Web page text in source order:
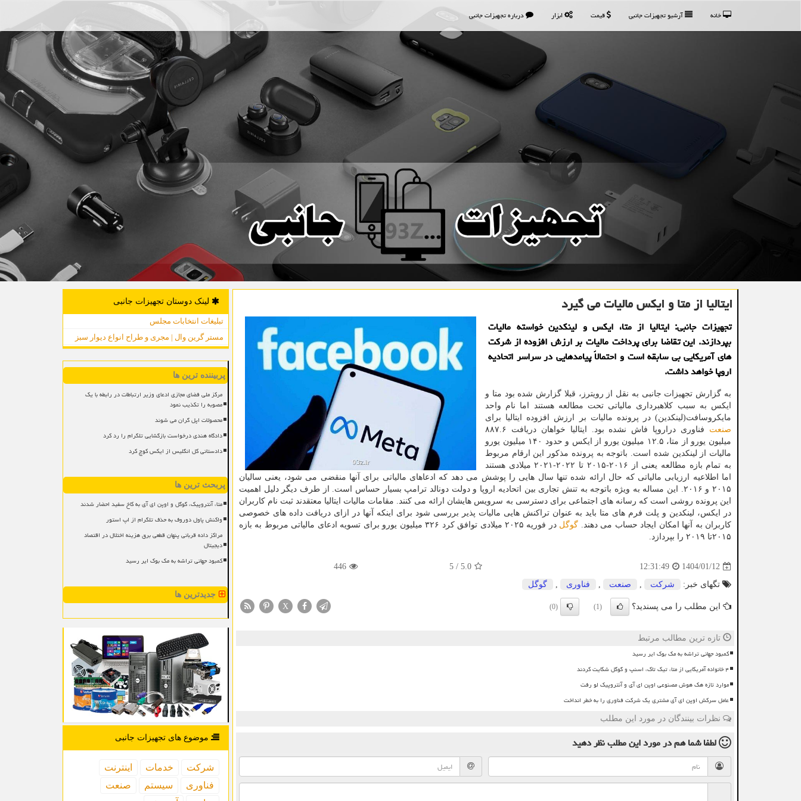
خانه آرشیو تجهیزات جانبی قیمت ابزار درباره تجهیزات جانبی
ایتالیا از متا و ایکس مالیات می گیرد
تجهیزات جانبی: ایتالیا از متا، ایکس و لینکدین خواسته مالیات
بپردازند. این تقاضا برای پرداخت مالیات بر ارزش افزوده از شرکت
های آمریکایی بی سابقه است و احتمالاً پیامدهایی در سراسر اتحادیه
اروپا خواهد داشت.
به گزارش تجهیزات جانبی به نقل از رویترز، قبلا گزارش شده بود متا و
ایکس به سبب کلاهبرداری مالیاتی تحت مطالعه هستند اما نام واحد
مایکروسافت(لینکدین) در پرونده مالیات بر ارزش افزوده ایتالیا برای
صنعت
فناوری دراروپا فاش نشده بود. ایتالیا خواهان دریافت ۸۸۷.۶
میلیون یورو از متا، ۱۲.۵ میلیون یورو از ایکس و حدود ۱۴۰ میلیون یورو
مالیات از لینکدین شده است. باتوجه به پرونده مذکور این ارقام مربوط
به تمام بازه مطالعه یعنی از ۲۰۱۶-۲۰۱۵ تا ۲۰۲۲-۲۰۲۱ میلادی هستند
اما اطلاعیه ارزیابی مالیاتی که حال ارائه شده تنها سال هایی را پوشش می دهد که ادعاهای مالیاتی برای آنها منقضی می شود، یعنی سالیان
۲۰۱۵ و ۲۰۱۶. این مساله به ویژه باتوجه به تنش تجاری بین اتحادیه اروپا و دولت دونالد ترامپ بسیار حساس است. از طرف دیگر دلیل اهمیت
این پرونده روشی است که رسانه های اجتماعی برای دسترسی به سرویس هایشان ارائه می کنند. مقامات مالیات ایتالیا معتقدند ثبت نام کاربران
در ایکس، لینکدین و پلت فرم های متا باید به عنوان تراکنش هایی مالیات پذیر بررسی شود برای اینکه آنها در ازای دریافت داده های خصوصی
کاربران به آنها امکان ایجاد حساب می دهند. گوگل
در فوریه ۲۰۲۵ میلادی توافق کرد ۳۲۶ میلیون یورو برای تسویه ادعای مالیاتی مربوط به بازه
۲۰۱۵تا ۲۰۱۹ را بپردازد.
1404/01/12
12:31:49
5.0
/
5
446
تگهای خبر: شركت , صنعت , فناوری , گوگل
این مطلب را می پسندید؟ (1)
(0)
X
تازه ترین مطالب مرتبط
کمبود جهانی تراشه به مک بوک ایر رسید
۴ خانواده آمریکایی از متا، تیک تاک، اسنپ و گوگل شکایت کردند
موارد تازه هک هوش مصنوعی اوپن ای آی و آنتروپیک لو رفت
عامل سرکش اوپن ای آی مشتری یک شرکت فناوری را به خطر انداخت
نظرات بینندگان در مورد این مطلب
لطفا شما همدر مورد این مطلبنظر دهید
لینک دوستان تجهیزات جانبی
تبلیغات انتخابات مجلس
مستر گرین وال | مجری و طراح انواع دیوار سبز
پربیننده ترین ها
مرکز ملی فضای مجازی ادعای وزیر ارتباطات در رابطه با یک
مصوبه را تکذیب نمود
محصولات اپل گران می شوند
دادگاه هندی درخواست بازگشایی تلگرام را رد کرد
دادستانی کل انگلیس از ایکس کوچ کرد
پربحث ترین ها
متا، آنتروپیک، گوگل و اوپن ای آی به کاخ سفید احضار شدند
واکنش پاول دوروف به حذف تلگرام از اپ استور
مراکز داده قربانی پنهان قطعی برق هزینه اختلال در اقتصاد
دیجیتال
کمبود جهانی تراشه به مک بوک ایر رسید
جدیدترین ها
موضوع های تجهیزات جانبی
شركت خدمات
اینترنت
فناوری
سیستم
صنعت